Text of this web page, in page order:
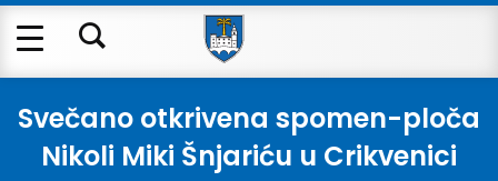
Svečano otkrivena spomen-ploča
Nikoli Miki Šnjariću u Crikvenici